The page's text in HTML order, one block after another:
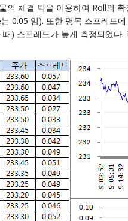
체결 틱을 이용하여 Roll의
0.05 임). 또한 명목 스프레드
) 스프레드가 높게 측정되었